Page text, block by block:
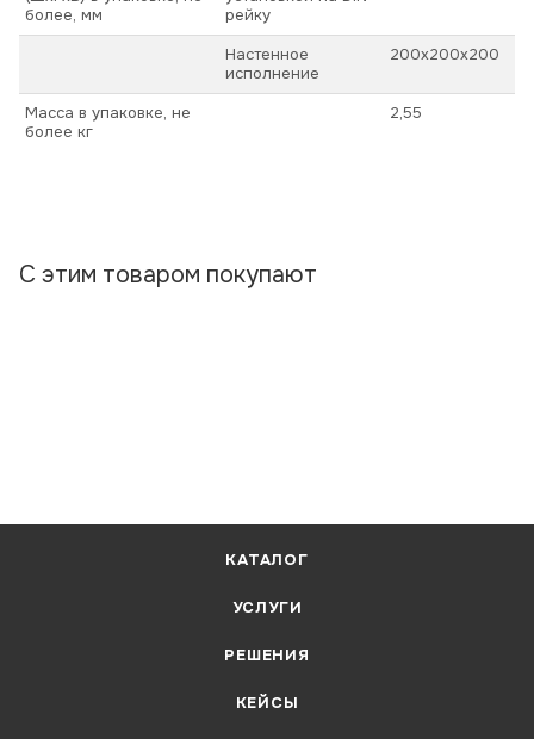
более, мм
рейку
Настенное
исполнение
200х200х200
Масса в упаковке, не
более кг
2,55
С этим товаром покупают
КАТАЛОГ
УСЛУГИ
РЕШЕНИЯ
КЕЙСЫ